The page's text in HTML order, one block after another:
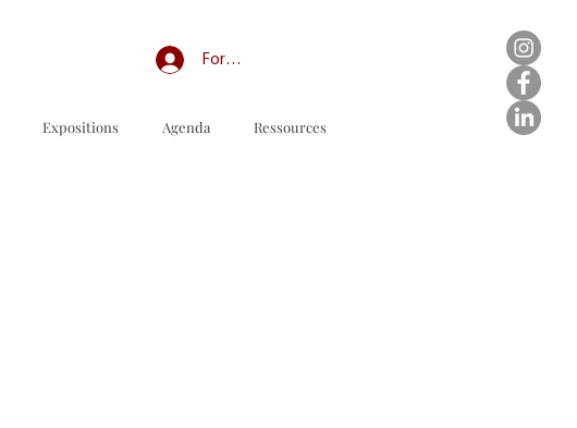
Forum professionnel/My Groups
Expositions Agenda Ressources